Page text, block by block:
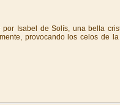
Isabel de Solís, una bella
provocando los celos de